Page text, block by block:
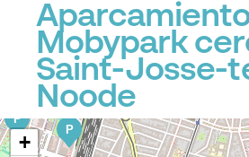
Mobypark
Saint-Josse-
Noode
P
P
P
+